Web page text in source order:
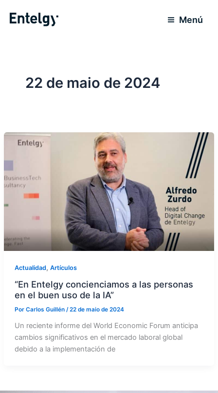
para
Menú
22 de maio de 2024
Actualidad, Artículos
“En Entelgy concienciamos a las personas
en el buen uso de la IA”
Por Carlos Guillén /22 de maio de 2024
Un reciente informe del World Economic Forum anticipa
cambios significativos en el mercado laboral global
debido a la implementación de